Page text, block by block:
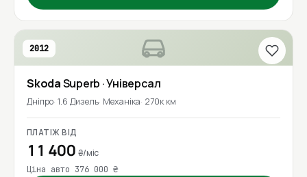
2012
SkodaSuperb · Універсал
Дніпро 1.6 Дизель Механіка 270к км
ПЛАТІЖ ВІД
11 400 ₴/міс
Ціна авто 376 000 ₴